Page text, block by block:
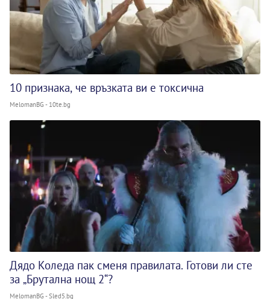
10 признака, че връзката ви е токсична
MelomanBG - 10te.bg
Дядо Коледа пак сменя правилата. Готови ли сте
за „Брутална нощ 2“?
MelomanBG - Sled5.bg